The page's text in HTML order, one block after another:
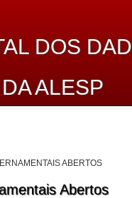
DOS
ALESP
ABERTOS
Abertos